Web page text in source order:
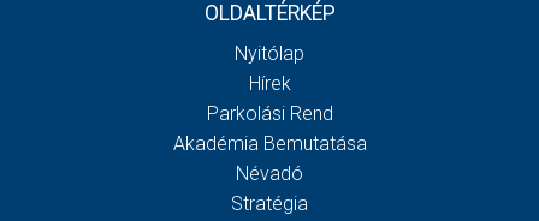
OLDALTÉRKÉP
Nyitólap
Hírek
Parkolási Rend
Akadémia Bemutatása
Névadó
Stratégia